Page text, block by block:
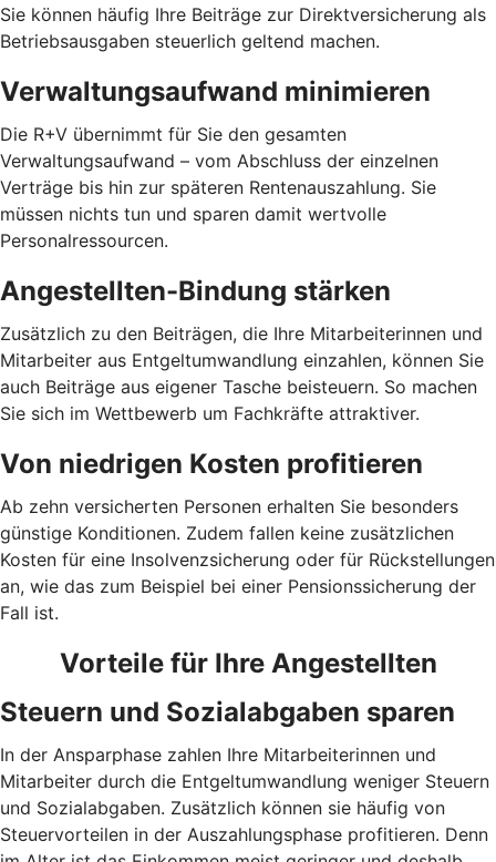
Sie können häufig Ihre Beiträge zur Direktversicherung als
Betriebsausgaben steuerlich geltend machen.
Verwaltungsaufwand minimieren
Die R+V übernimmt für Sie den gesamten
Verwaltungsaufwand – vom Abschluss der einzelnen
Verträge bis hin zur späteren Rentenauszahlung. Sie
müssen nichts tun und sparen damit wertvolle
Personalressourcen.
Angestellten-Bindung stärken
Zusätzlich zu den Beiträgen, die Ihre Mitarbeiterinnen und
Mitarbeiter aus Entgeltumwandlung einzahlen, können Sie
auch Beiträge aus eigener Tasche beisteuern. So machen
Sie sich im Wettbewerb um Fachkräfte attraktiver.
Von niedrigen Kosten profitieren
Ab zehn versicherten Personen erhalten Sie besonders
günstige Konditionen. Zudem fallen keine zusätzlichen
Kosten für eine Insolvenzsicherung oder für Rückstellungen
an, wie das zum Beispiel bei einer Pensionssicherung der
Fall ist.
Vorteile für Ihre Angestellten
Steuern und Sozialabgaben sparen
In der Ansparphase zahlen Ihre Mitarbeiterinnen und
Mitarbeiter durch die Entgeltumwandlung weniger Steuern
und Sozialabgaben. Zusätzlich können sie häufig von
Steuervorteilen in der Auszahlungsphase profitieren. Denn